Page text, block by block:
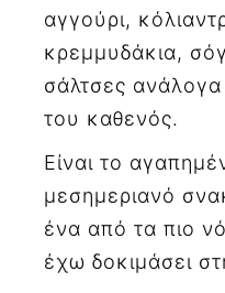
αγγούρι,
κρεμμυδάκια,
σάλτσες ανάλογα
του καθενός.
Είναι το
μεσημεριανό
ένα από τα πιο
έχω δοκιμάσει